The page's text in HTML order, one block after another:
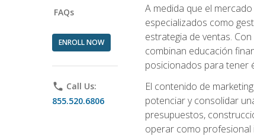
FAQs
ENROLL NOW
phone Call Us:
855.520.6806
A medida que el
especializados como
estrategia de ventas.
combinan educación
posicionados para tener
El contenido de
potenciar y consolidar
presupuestos,
operar como profesional